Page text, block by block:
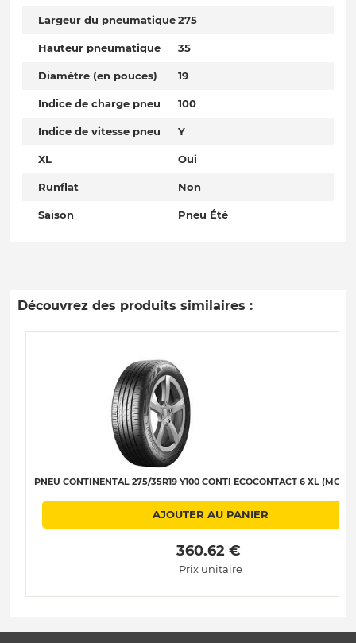
Largeur du pneumatique275
Hauteur pneumatique 35
Diamètre (en pouces) 19
Indice de charge pneu 100
Indice de vitesse pneu Y
XL Oui
Runflat Non
Saison Pneu Été
Découvrez des produits similaires :
PNEU CONTINENTAL 275/35R19 Y100 CONTI ECOCONTACT 6 XL (MO)
AJOUTER AU PANIER
360.62 €
Prix unitaire